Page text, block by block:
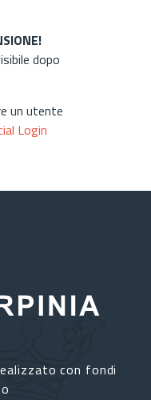
dopo
un utente
Login
con fondi